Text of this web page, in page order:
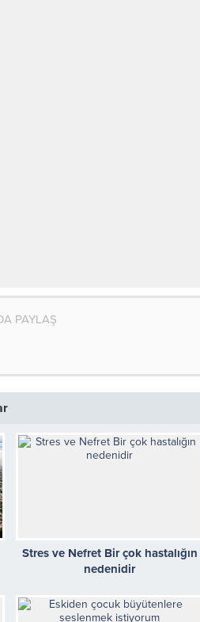
PAYLAŞ
Stres ve Nefret Bir çok hastalığın
nedenidir